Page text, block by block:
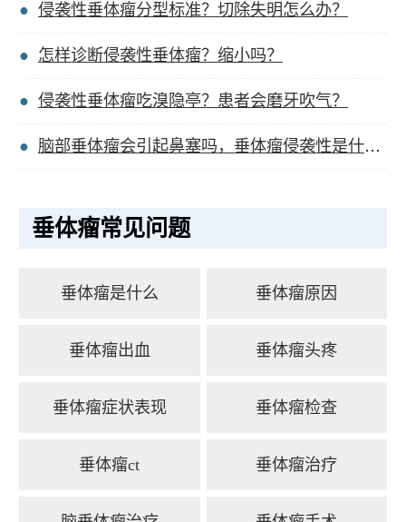
侵袭性垂体瘤分型标准？切除失明怎么办？
怎样诊断侵袭性垂体瘤？缩小吗？
侵袭性垂体瘤吃溴隐亭？患者会磨牙吹气？
脑部垂体瘤会引起鼻塞吗，垂体瘤侵袭性是什么意思？
垂体瘤常见问题
垂体瘤是什么 垂体瘤原因
垂体瘤出血 垂体瘤头疼
垂体瘤症状表现 垂体瘤检查
垂体瘤ct 垂体瘤治疗